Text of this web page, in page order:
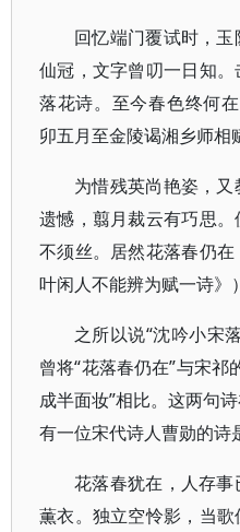
回忆端门覆试时，
仙冠，文字曾叨一日知
落花诗。至今春色终何
卯五月至金陵谒湘乡师相
为惜残英尚艳姿，
遗憾，翦月裁云有巧思
不须丝。居然花落春仍
叶闲人不能辨为赋一诗》）
之所以说“沈吟小宋
曾将“花落春仍在”与宋祁
成半面妆”相比。这两句
有一位宋代诗人曹勋的诗
花落春犹在，人存
薫衣。独立空怜影，当